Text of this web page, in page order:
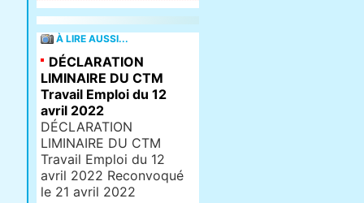
À LIRE AUSSI...
DÉCLARATION
LIMINAIRE DU CTM
Travail Emploi du 12
avril 2022
DÉCLARATION
LIMINAIRE DU CTM
Travail Emploi du 12
avril 2022 Reconvoqué
le 21 avril 2022